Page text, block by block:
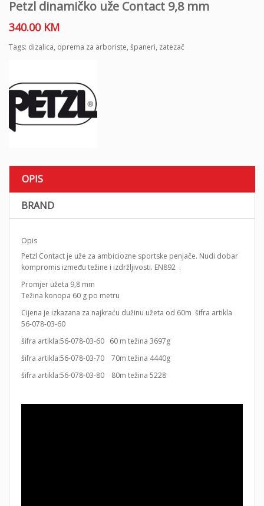
Petzl dinamičko uže Contact 9,8 mm
340.00 KM
Tags: dizalica, oprema za arboriste, španeri, zatezač
OPIS
BRAND
Opis
Petzl Contact je uže za ambiciozne sportske penjače. Nudi dobar
kompromis između težine i izdržljivosti. EN892 .
Promjer užeta 9,8 mm
Težina konopa 60 g po metru
Cijena je izkazana za najkraću dužinu užeta od 60m šifra artikla
56-078-03-60
šifra artikla:56-078-03-60 60 m težina 3697g
šifra artikla:56-078-03-70 70m težina 4440g
šifra artikla:56-078-03-80 80m težina 5228